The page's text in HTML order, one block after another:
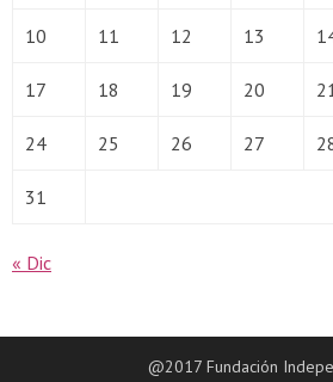
10 11 12 13
17 18 19 20
24 25 26 27
31
« Dic
@2017 Fundación